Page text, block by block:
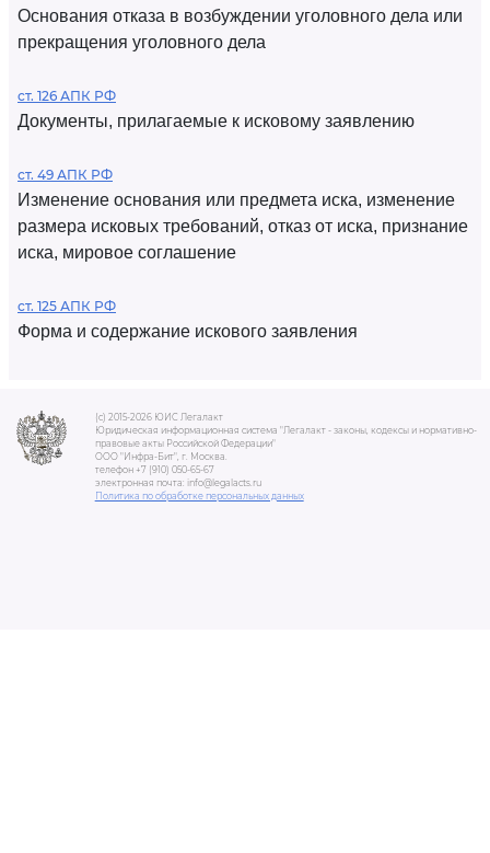
Основания отказа в возбуждении уголовного дела или
прекращения уголовного дела
ст. 126 АПК РФ
Документы, прилагаемые к исковому заявлению
ст. 49 АПК РФ
Изменение основания или предмета иска, изменение
размера исковых требований, отказ от иска, признание
иска, мировое соглашение
ст. 125 АПК РФ
Форма и содержание искового заявления
(c) 2015-2026 ЮИС Легалакт
Юридическая информационная система "Легалакт - законы, кодексы и нормативно-
правовые акты Российской Федерации"
ООО "Инфра-Бит", г. Москва.
телефон +7 (910) 050-65-67
электронная почта: info@legalacts.ru
Политика по обработке персональных данных